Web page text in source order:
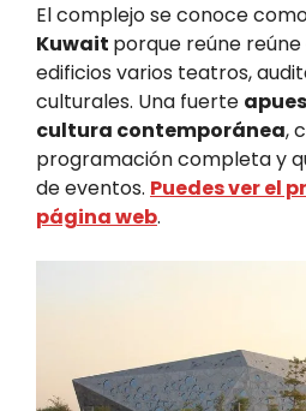
El complejo se conoce
Kuwait porque reúne
edificios varios teatros,
culturales. Una fuerte
cultura contemporánea,
programación completa y
de eventos. Puedes ver el
página web.